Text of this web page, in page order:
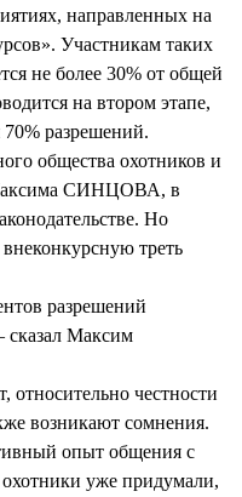
направленных на
Участникам таких
не более 30% от общей
на втором этапе,
70% разрешений.
общества охотников и
СИНЦОВА, в
Но
треть
разрешений
сказал Максим
относительно честности
возникают сомнения.
опыт общения с
уже придумали,